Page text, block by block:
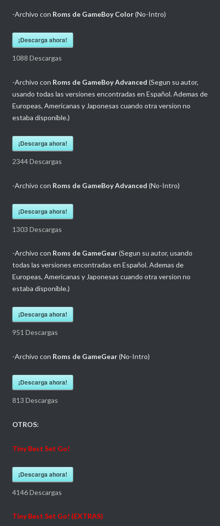
-Archivo con Roms de GameBoy Color(No-Intro)
¡Descarga ahora!
1088 Descargas
-Archivo con Roms de GameBoy Advanced (Segun su autor,
usando todas las versiones encontradas en Español. Ademas de
Europeas, Americanas y Japonesas cuando otra version no
estaba disponible.)
¡Descarga ahora!
2344Descargas
-Archivo con Roms de GameBoy Advanced (No-Intro)
¡Descarga ahora!
1303 Descargas
-Archivo con Roms de GameGear(Segun su autor, usando
todas las versiones encontradas en Español. Ademas de
Europeas, Americanas y Japonesas cuando otra version no
estaba disponible.)
¡Descarga ahora!
951 Descargas
-Archivo con Roms de GameGear(No-Intro)
¡Descarga ahora!
813 Descargas
OTROS:
Tiny Best Set Go!
¡Descarga ahora!
4146Descargas
Tiny Best Set Go! (EXTRAS)